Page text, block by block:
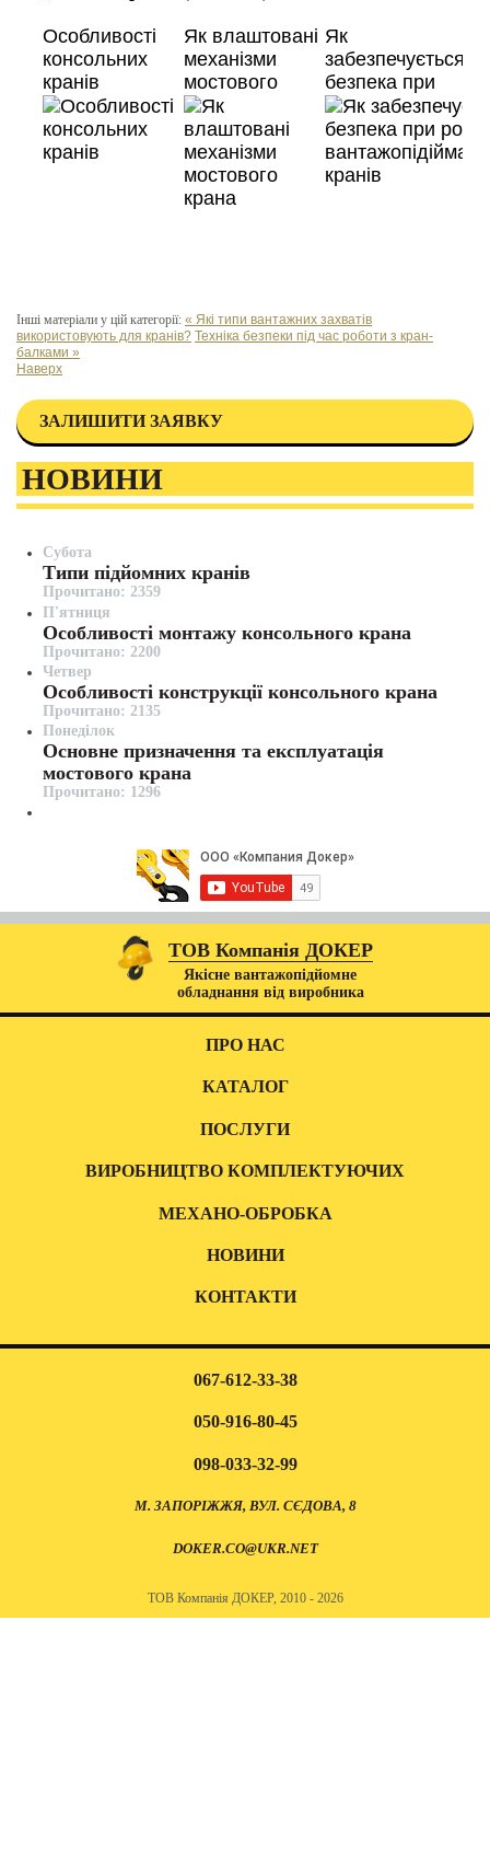
Особливості
консольних
кранів
Як влаштовані
механізми
мостового
крана
Як
забезпечується
безпека при
роботі
кранів
Інші матеріали у цій категорії: « Які типи вантажних захватів
використовують для кранів? Техніка безпеки під час роботи з кран-
балками »
Наверх
ЗАЛИШИТИ ЗАЯВКУ
НОВИНИ
Субота
Типи підйомних кранів
Прочитано: 2359
П'ятниця
Особливості монтажу консольного крана
Прочитано: 2200
Четвер
Особливості конструкції консольного крана
Прочитано: 2135
Понеділок
Основне призначення та експлуатація
мостового крана
Прочитано: 1296
ТОВ Компанія ДОКЕР
Якісне вантажопідйомне
обладнання від виробника
ПРО НАС
КАТАЛОГ
ПОСЛУГИ
ВИРОБНИЦТВО КОМПЛЕКТУЮЧИХ
МЕХАНО-ОБРОБКА
НОВИНИ
КОНТАКТИ
067-612-33-38
050-916-80-45
098-033-32-99
М. ЗАПОРІЖЖЯ, ВУЛ. СЄДОВА, 8
DOKER.CO@UKR.NET
ТОВ Компанія ДОКЕР, 2010 - 2026